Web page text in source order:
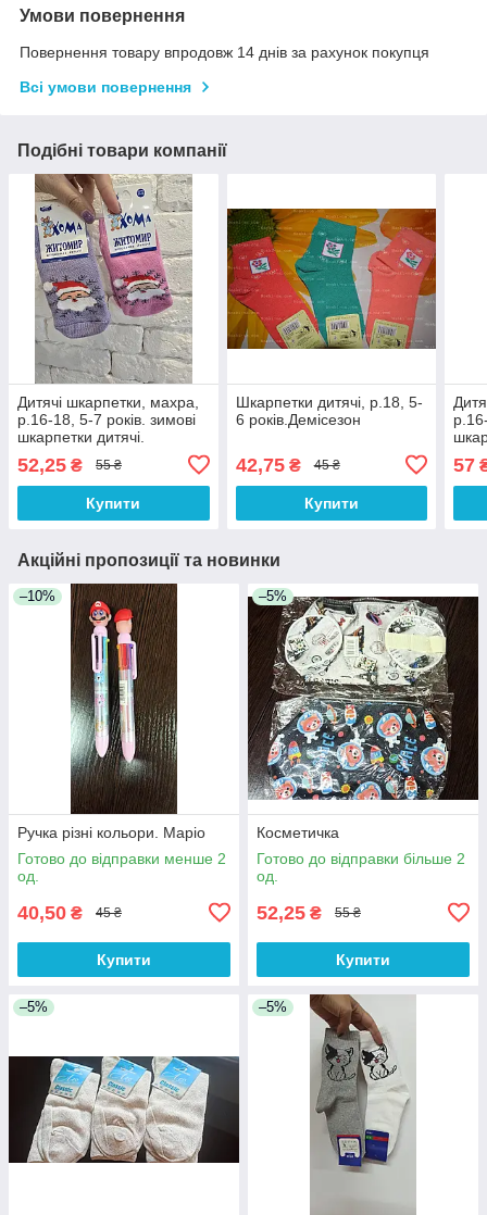
Умови повернення
Повернення товару впродовж 14 днів за рахунок покупця
Всі умови повернення
Подібні товари компанії
Дитячі шкарпетки, махра,
р.16-18, 5-7 років. зимові
шкарпетки дитячі.
52,25 ₴ 55 ₴
Купити
Шкарпетки дитячі, р.18, 5-
6 років.Демісезон
42,75₴ 45 ₴
Купити
57
Акційні пропозиції та новинки
–10%
Ручка різні кольори. Маріо
Готово до відправки менше 2
од.
40,50 ₴ 45 ₴
Купити
–5%
Косметичка
Готово до відправки більше 2
од.
52,25 ₴ 55 ₴
Купити
–5% –5%